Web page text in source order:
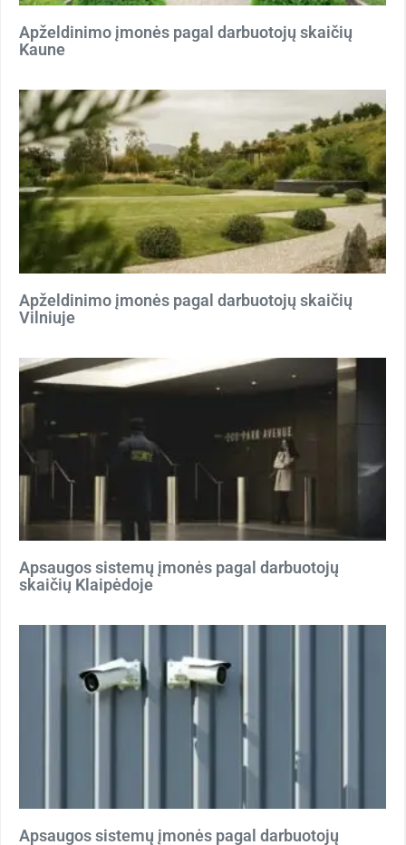
Apželdinimo įmonės pagal darbuotojų skaičių
Kaune
Apželdinimo įmonės pagal darbuotojų skaičių
Vilniuje
Apsaugos sistemų įmonės pagal darbuotojų
skaičių Klaipėdoje
Apsaugos sistemų įmonės pagal darbuotojų